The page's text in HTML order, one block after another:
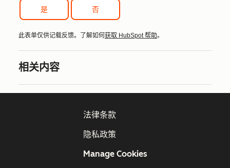
是 否
此表单仅供记载反馈。了解如何 获取 HubSpot 帮助。
相关内容
法律条款
隐私政策
Manage Cookies